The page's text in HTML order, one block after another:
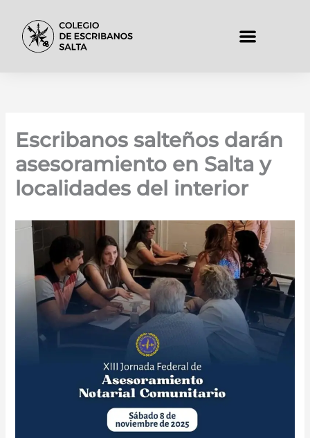
contenido
Escribanos salteños darán
asesoramiento en Salta y
localidades del interior